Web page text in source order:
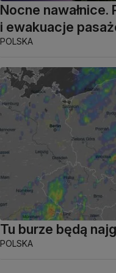
Nocne nawałnice.
i ewakuacje
POLSKA
Tu burze będą
POLSKA